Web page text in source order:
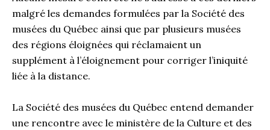
malgré les demandes formulées par la Société des
musées du Québec ainsi que par plusieurs musées
des régions éloignées qui réclamaient un
supplément à l’éloignement pour corriger l’iniquité
liée à la distance.
La Société des musées du Québec entend demander
une rencontre avec le ministère de la Culture et des